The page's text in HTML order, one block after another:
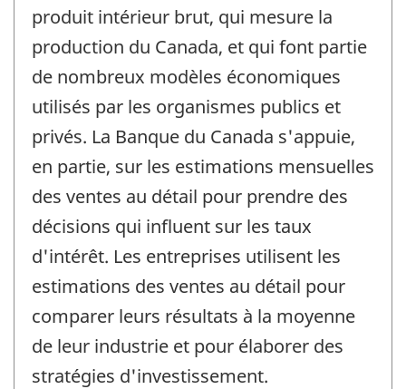
produit intérieur brut, qui mesure la
production du Canada, et qui font partie
de nombreux modèles économiques
utilisés par les organismes publics et
privés. La Banque du Canada s'appuie,
en partie, sur les estimations mensuelles
des ventes au détail pour prendre des
décisions qui influent sur les taux
d'intérêt. Les entreprises utilisent les
estimations des ventes au détail pour
comparer leurs résultats à la moyenne
de leur industrie et pour élaborer des
stratégies d'investissement.